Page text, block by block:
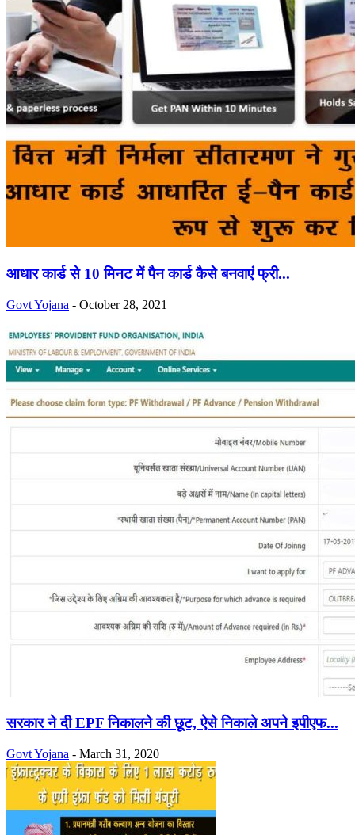
आधार कार्ड से 10 मिनट में पैन कार्ड कैसे बनवाएं फ्री...
Govt Yojana - October 28, 2021
सरकार ने दी EPF निकालने की छूट, ऐसे निकाले अपने इपीएफ...
Govt Yojana - March 31, 2020